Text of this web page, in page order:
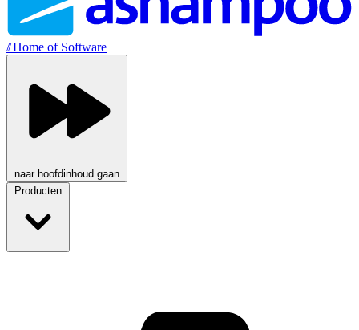
//Home of Software
naar hoofdinhoud gaan
Producten